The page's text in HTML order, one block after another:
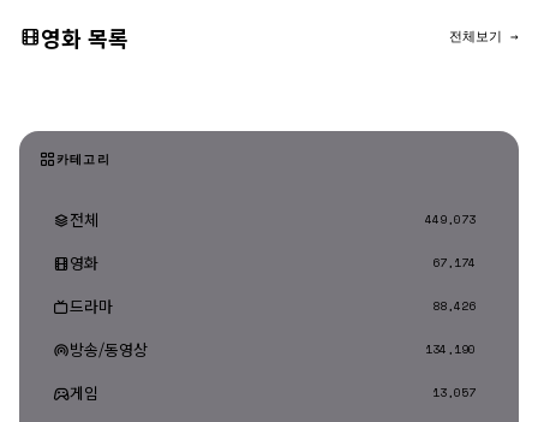
영화 목록 전체보기 →
카테고리
전체 449,073
영화 67,174
드라마 88,426
방송/동영상 134,190
게임 13,057